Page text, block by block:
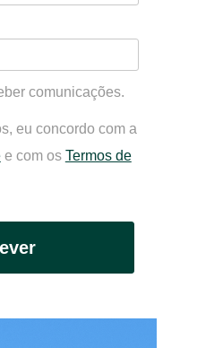
comunicações.
eu concordo com a
e com os Termos de